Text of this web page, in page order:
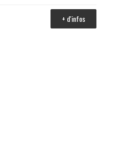
+ d'infos